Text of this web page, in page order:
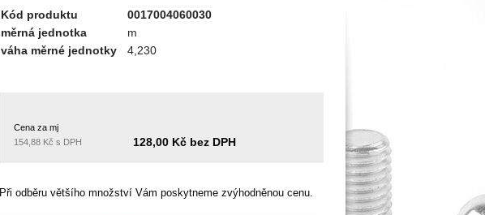
Kód produktu
0017004060030
měrná jednotka
m
váha měrné jednotky
4,230
Cena za mj
154,88 Kč s DPH
128,00 Kč bez DPH
Při odběru většího množství Vám poskytneme zvýhodněnou cenu.